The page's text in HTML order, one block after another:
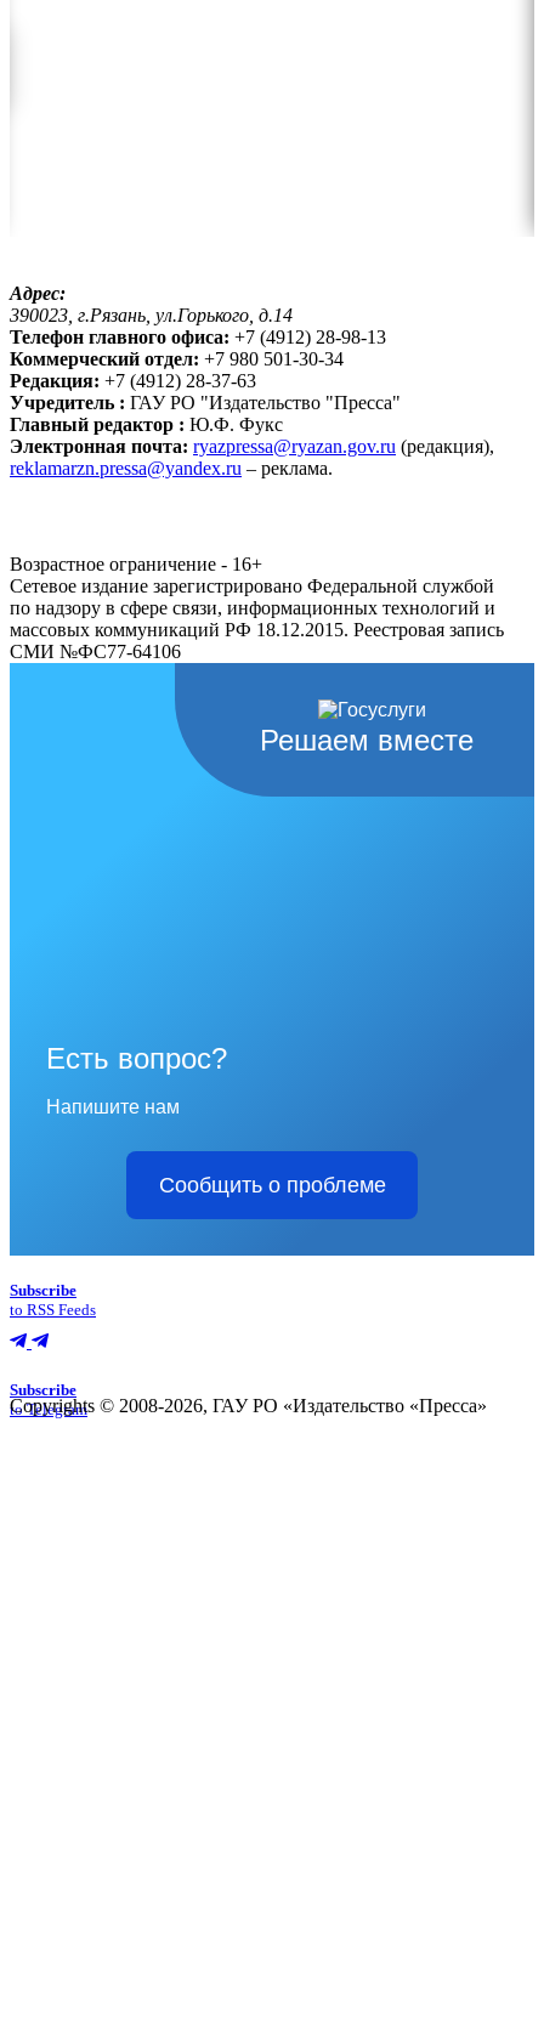
Адрес:
390023, г.Рязань, ул.Горького, д.14
Телефон главного офиса: +7 (4912) 28-98-13
Коммерческий отдел: +7 980 501-30-34
Редакция: +7 (4912) 28-37-63
Учредитель : ГАУ РО "Издательство "Пресса"
Главный редактор : Ю.Ф. Фукс
Электронная почта: ryazpressa@ryazan.gov.ru (редакция),
reklamarzn.pressa@yandex.ru – реклама.
Возрастное ограничение - 16+
Сетевое издание зарегистрировано Федеральной службой
по надзору в сфере связи, информационных технологий и
массовых коммуникаций РФ 18.12.2015. Реестровая запись
СМИ №ФС77-64106
Решаем вместе
Есть вопрос?
Напишите нам
Сообщить о проблеме
Subscribe
to RSS Feeds
Subscribe
to Telegram
Copyrights © 2008-2026, ГАУ РО «Издательство «Пресса»